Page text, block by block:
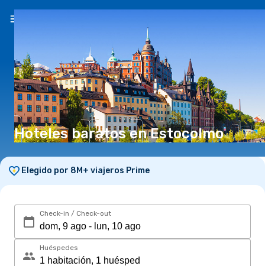
Hoteles baratos en Estocolmo
Elegido por 8M+ viajeros Prime
Check-in / Check-out
Huéspedes